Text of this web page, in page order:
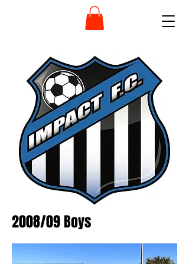
2008/09 Boys